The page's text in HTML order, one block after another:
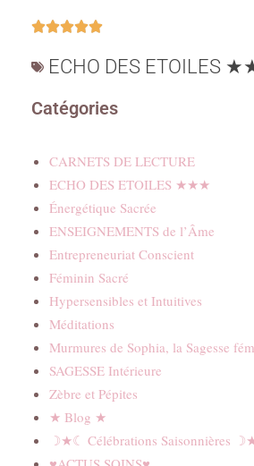
ECHO DES ETOILES
Catégories
CARNETS DE LECTURE
ECHO DES ETOILES ★★★
Énergétique Sacrée
ENSEIGNEMENTS de l’Âme
Entrepreneuriat Conscient
Féminin Sacré
Hypersensibles et Intuitives
Méditations
Murmures de Sophia, la Sagesse
SAGESSE Intérieure
Zèbre et Pépites
★ Blog ★
☽★☾ Célébrations Saisonnières